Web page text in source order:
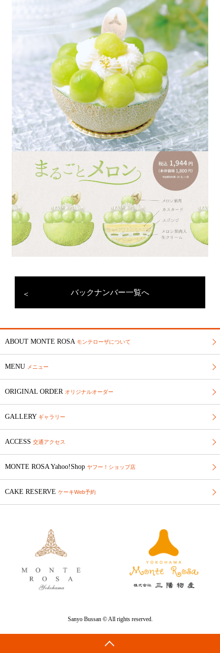
バックナンバー一覧へ
ABOUT MONTE ROSA モンテローザについて
MENU メニュー
ORIGINAL ORDER オリジナルオーダー
GALLERY ギャラリー
ACCESS 交通アクセス
MONTE ROSA Yahoo!Shop ヤフー！ショップ店
CAKE RESERVE ケーキWeb予約
Sanyo Bussan © All rights reserved.